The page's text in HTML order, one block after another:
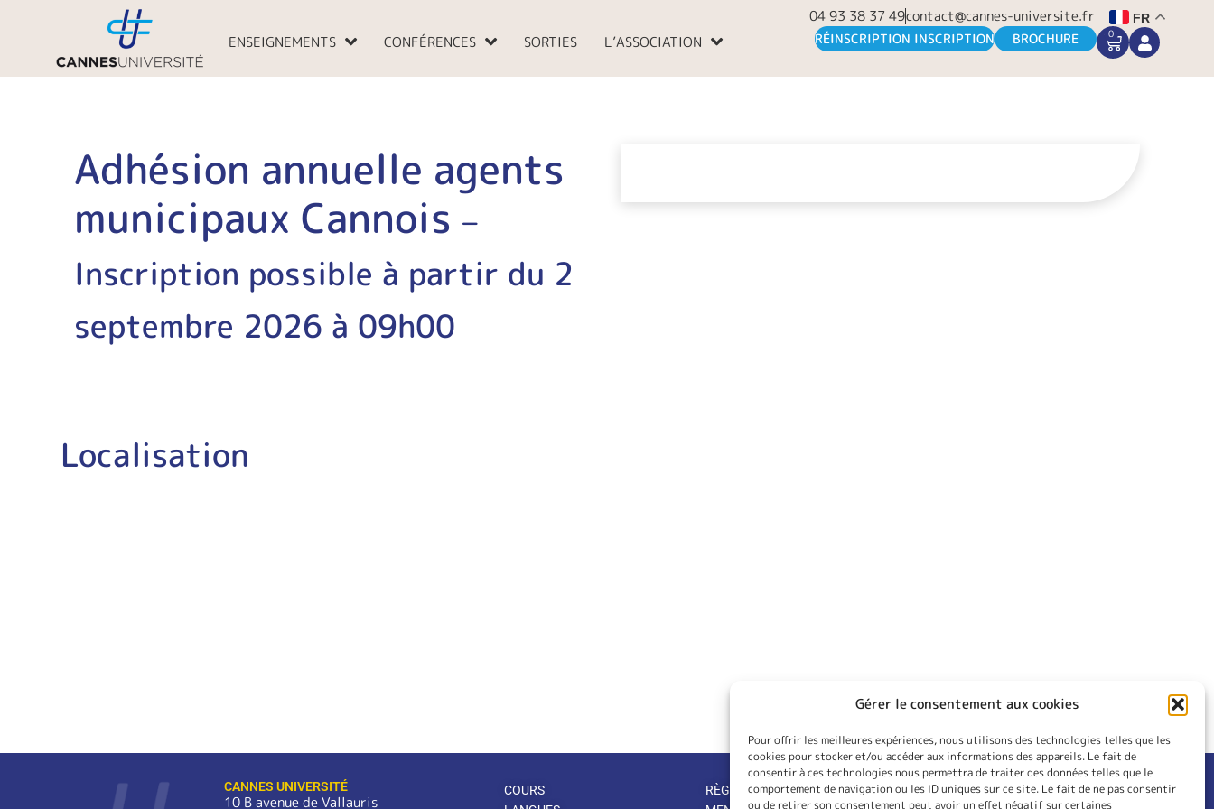
Gérer le consentement aux cookies
Pour offrir les meilleures expériences, nous utilisons des technologies telles que les
cookies pour stocker et/ou accéder aux informations des appareils. Le fait de
consentir à ces technologies nous permettra de traiter des données telles que le
comportement de navigation ou les ID uniques sur ce site. Le fait de ne pas consentir
ou de retirer son consentement peut avoir un effet négatif sur certaines
04 93 38 37 49contact@cannes-universite.fr FR
ENSEIGNEMENTS CONFÉRENCES SORTIES L’ASSOCIATION RÉINSCRIPTION INSCRIPTION BROCHURE 0
CART
Adhésion annuelle agents
municipaux Cannois –
Inscription possible à partir du 2
septembre 2026 à 09h00
Localisation
CANNES UNIVERSITÉ
10 B avenue de Vallauris
COURS
RÈGLEMENT INTÉRIEUR
CONTACT